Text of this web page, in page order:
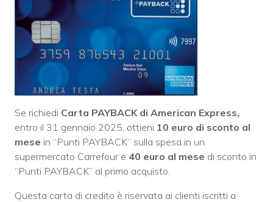
Se richiedi Carta PAYBACK di American Express,
entro il 31 gennaio 2025, ottieni 10 euro di sconto al
mese in “Punti PAYBACK” sulla spesa in un
supermercato Carrefour e 40 euro al mese di sconto in
“Punti PAYBACK” al primo acquisto.
Questa carta di credito è riservata ai clienti iscritti a